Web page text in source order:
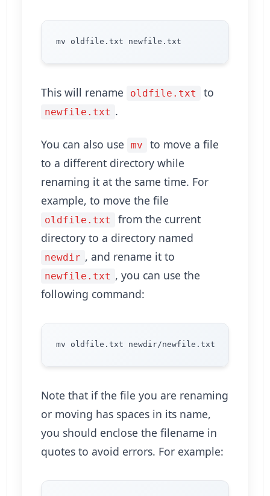
This will rename oldfile.txt to
newfile.txt .
You can also use mv
to move a file
to a different directory while
renaming it at the same time. For
example, to move the file
oldfile.txt
from the current
directory to a directory named
newdir , and rename it to
newfile.txt , you can use the
following command:
Note that if the file you are renaming
or moving has spaces in its name,
you should enclose the filename in
quotes to avoid errors. For example: